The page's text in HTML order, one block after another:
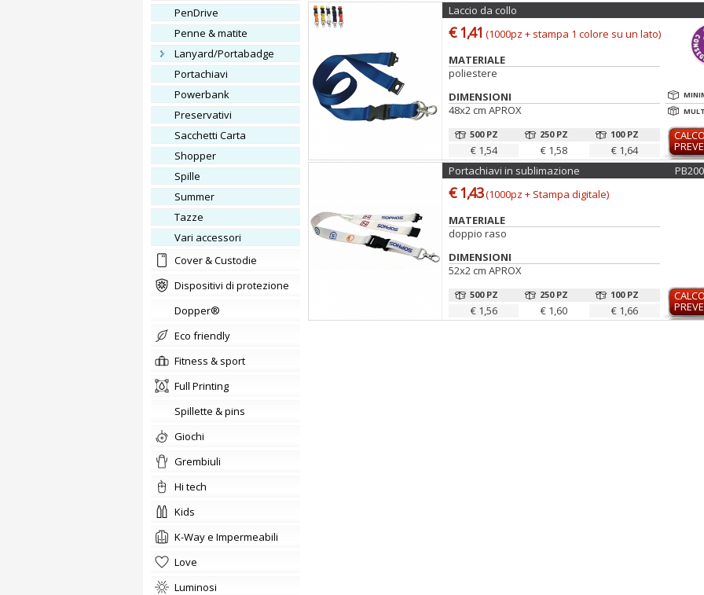
PenDrive
Penne & matite
Lanyard/Portabadge
Portachiavi
Powerbank
Preservativi
Sacchetti Carta
Shopper
Spille
Summer
Tazze
vari accessori
Cover & Custodie
Dispositivi di protezione
Dopper®
Eco friendly
fitness & sport
Full Printing
Spillette & pins
giochi
Grembiuli
hi tech
kids
K-Way e Impermeabili
love
Luminosi
Laccio da collo
€ 1,41 (1000pz + stampa 1 colore su un lato)
MATERIALE
poliestere
DIMENSIONI
48x2 cm APROX
500 PZ
€ 1,54
250 PZ
€ 1,58
100 PZ
€ 1,64
Portachiavi in sublimazione
€ 1,43(1000pz + Stampa digitale)
MATERIALE
doppio raso
DIMENSIONI
52x2 cm APROX
500 PZ
€ 1,56
250 PZ
€ 1,60
100 PZ
€ 1,66